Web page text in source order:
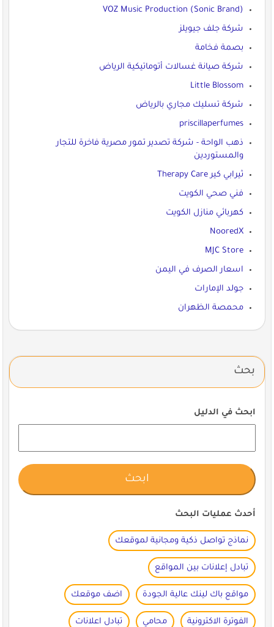
VOZ Music Production (Sonic Brand)
شركة جلف جيويلز
بصمة فخامة
شركة صيانة غسالات أتوماتيكية الرياض
Little Blossom
شركة تسليك مجاري بالرياض
priscillaperfumes
ذهب الواحة - شركة تصدير تمور مصرية فاخرة للتجار
والمستوردين
ثيرابي كير Therapy Care
فني صحي الكويت
كهربائي منازل الكويت
NooredX
MJC Store
اسعار الصرف في اليمن
جولد الإمارات
محمصة الظهران
بحث
ابحث في الدليل
أحدث عمليات البحث
نماذج تواصل ذكية ومجانية لموقعك
تبادل إعلانات بين المواقع
مواقع باك لينك عالية الجودة اضف موقعك
الفوترة الاكترونية محامي تبادل اعلانات